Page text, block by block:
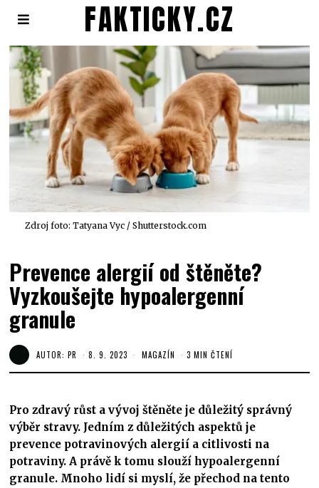
FAKTICKY.CZ
Zdroj foto: Tatyana Vyc / Shutterstock.com
Prevence alergií od štěněte?
Vyzkoušejte hypoalergenní
granule
AUTOR:PR 8. 9. 2023 MAGAZÍN 3 MIN ČTENÍ
Pro zdravý růst a vývoj štěněte je důležitý správný
výběr stravy. Jedním z důležitých aspektů je
prevence potravinových alergií a citlivosti na
potraviny. A právě k tomu slouží hypoalergenní
granule. Mnoho lidí si myslí, že přechod na tento